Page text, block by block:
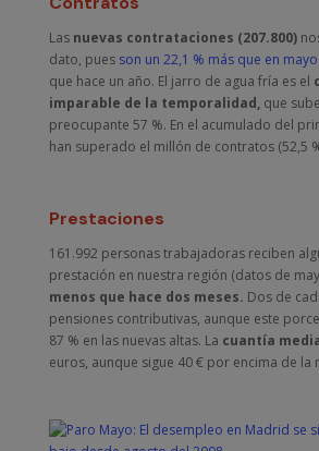
Las nuevas contrataciones (207.800)
dato, pues son un 22,1 % más que en mayo
que hace un año. El jarro de agua fría es el
imparable de la temporalidad,que
preocupante 57 %. En el acumulado del
han superado el millón de contratos (52,5
Prestaciones
161.992 personas trabajadoras reciben
prestación en nuestra región (datos de
menos que hace dos meses. Dos de
pensiones contributivas, aunque este
87 % en las nuevas altas. La cuantía
euros, aunque sigue 40 € por encima de la